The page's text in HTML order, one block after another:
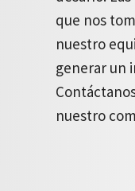
que nos
nuestro
generar un
nuestro